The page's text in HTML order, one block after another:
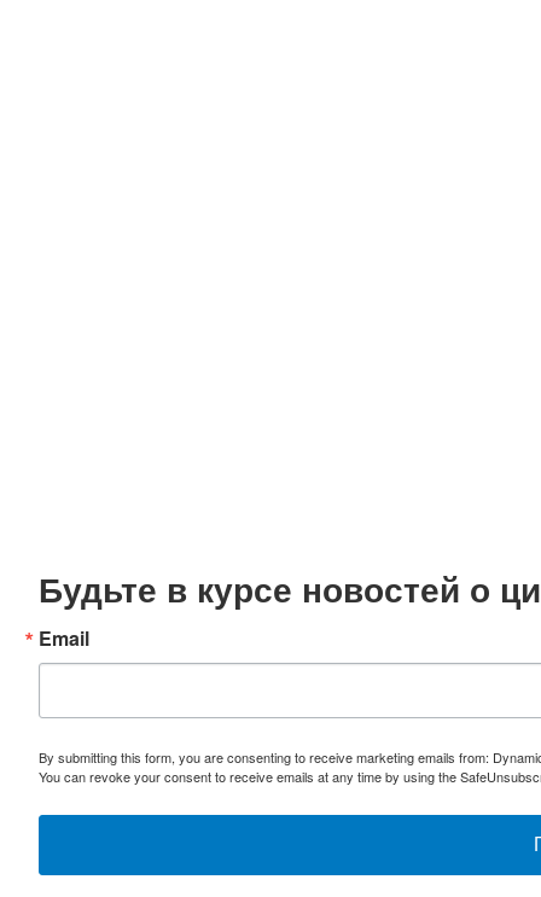
Будьте в курсе новостей о
Email
By submitting this form, you are consenting to receive marketing emails from:
You can revoke your consent to receive emails at any time by using the